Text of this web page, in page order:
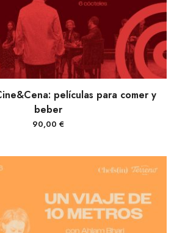
VER PRODUCTOSpelículas para comer y
beber
90,00 €